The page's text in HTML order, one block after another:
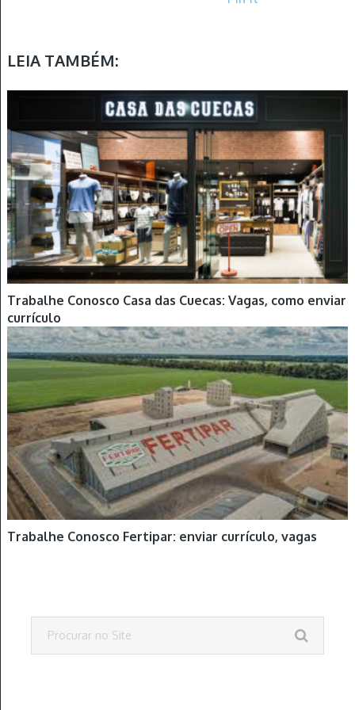
LEIA TAMBÉM:
Trabalhe Conosco Casa das Cuecas: Vagas, como enviar
currículo
Trabalhe Conosco Fertipar: enviar currículo, vagas